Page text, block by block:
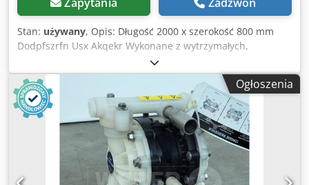
Stan: używany, Opis: Długość 2000 x szerokość 800 mm
Dodpfszrfn Usx Akqekr Wykonane z wytrzymałych,
żebrowanych listew z drewna bukowego posiadają
potrójny profil prowadzący Wysokość 50 mm Waga ok. 32
kg
Ogłoszenia